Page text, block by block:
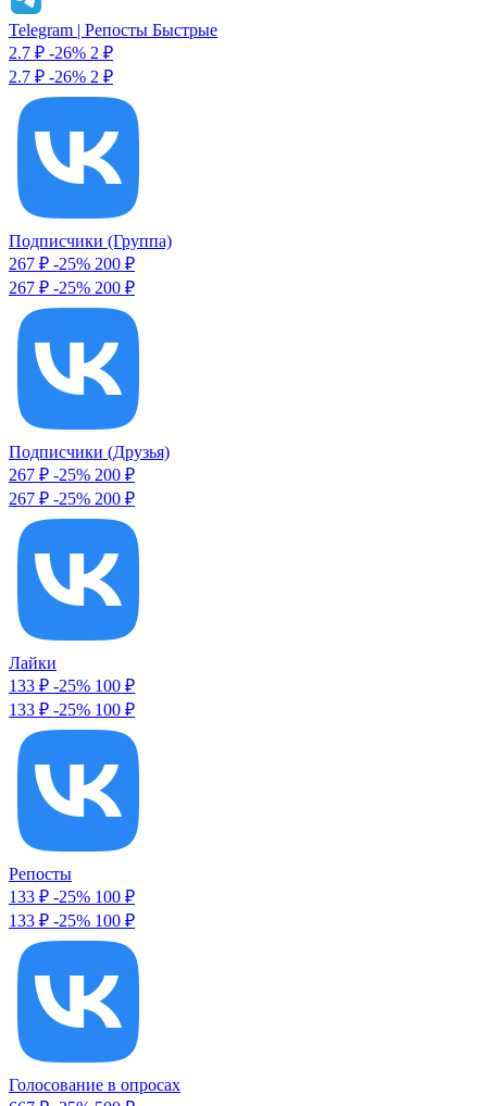
Telegram | Репосты Быстрые
2.7 ₽ -26% 2 ₽
2.7 ₽ -26% 2 ₽
Подписчики (Группа)
267 ₽ -25% 200 ₽
267 ₽ -25% 200 ₽
Подписчики (Друзья)
267 ₽ -25% 200 ₽
267 ₽ -25% 200 ₽
Лайки
133 ₽ -25% 100 ₽
133 ₽ -25% 100 ₽
Репосты
133 ₽ -25% 100 ₽
133 ₽ -25% 100 ₽
Голосование в опросах